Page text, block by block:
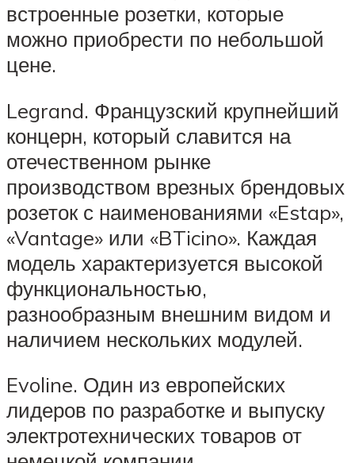
встроенные розетки, которые
можно приобрести по небольшой
цене.
Legrand. Французский крупнейший
концерн, который славится на
отечественном рынке
производством врезных брендовых
розеток с наименованиями «Estap»,
«Vantage» или «BTicino». Каждая
модель характеризуется высокой
функциональностью,
разнообразным внешним видом и
наличием нескольких модулей.
Evoline. Один из европейских
лидеров по разработке и выпуску
электротехнических товаров от